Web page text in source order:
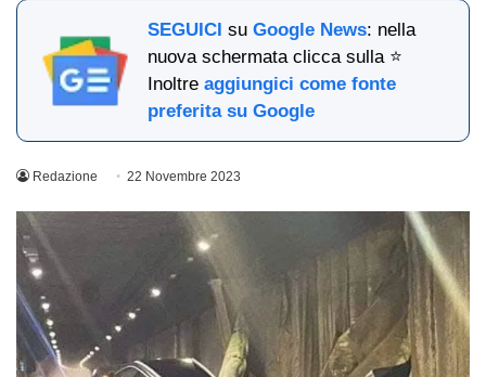
SEGUICI suGoogle News: nella
nuova schermata clicca sulla ⭐
Inoltreaggiungici come fonte
preferita su Google
Redazione 22 Novembre 2023